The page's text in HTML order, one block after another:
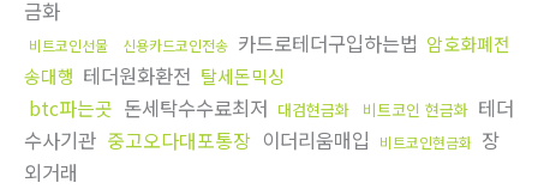
금화
비트코인선물 신용카드코인전송 카드로테더구입하는법 암호화폐전
송대행 테더원화환전 탈세돈믹싱
btc파는곳 돈세탁수수료최저 대검현금화 비트코인 현금화 테더
수사기관 중고오다대포통장 이더리움매입 비트코인현금화 장
외거래